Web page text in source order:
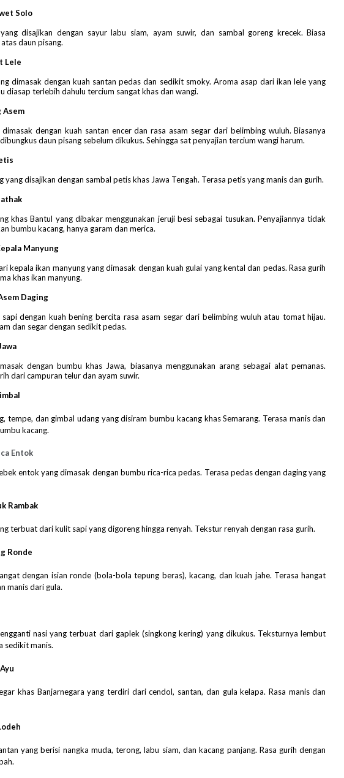
Solo
disajikan dengan sayur labu siam, ayam suwir, dan sambal goreng krecek. Biasa
daun pisang.
Lele
dimasak dengan kuah santan pedas dan sedikit smoky. Aroma asap dari ikan lele yang
diasap terlebih dahulu tercium sangat khas dan wangi.
Asem
dimasak dengan kuah santan encer dan rasa asam segar dari belimbing wuluh. Biasanya
daun pisang sebelum dikukus. Sehingga sat penyajian tercium wangi harum.
yang disajikan dengan sambal petis khas Jawa Tengah. Terasa petis yang manis dan gurih.
khas Bantul yang dibakar menggunakan jeruji besi sebagai tusukan. Penyajiannya tidak
bumbu kacang, hanya garam dan merica.
Manyung
kepala ikan manyung yang dimasak dengan kuah gulai yang kental dan pedas. Rasa gurih
khas ikan manyung.
Daging
sapi dengan kuah bening bercita rasa asam segar dari belimbing wuluh atau tomat hijau.
dan segar dengan sedikit pedas.
dengan bumbu khas Jawa, biasanya menggunakan arang sebagai alat pemanas.
dari campuran telur dan ayam suwir.
tempe, dan gimbal udang yang disiram bumbu kacang khas Semarang. Terasa manis dan
kacang.
Entok
entok yang dimasak dengan bumbu rica-rica pedas. Terasa pedas dengan daging yang
Rambak
terbuat dari kulit sapi yang digoreng hingga renyah. Tekstur renyah dengan rasa gurih.
Ronde
dengan isian ronde (bola-bola tepung beras), kacang, dan kuah jahe. Terasa hangat
manis dari gula.
nasi yang terbuat dari gaplek (singkong kering) yang dikukus. Teksturnya lembut
sedikit manis.
khas Banjarnegara yang terdiri dari cendol, santan, dan gula kelapa. Rasa manis dan
yang berisi nangka muda, terong, labu siam, dan kacang panjang. Rasa gurih dengan